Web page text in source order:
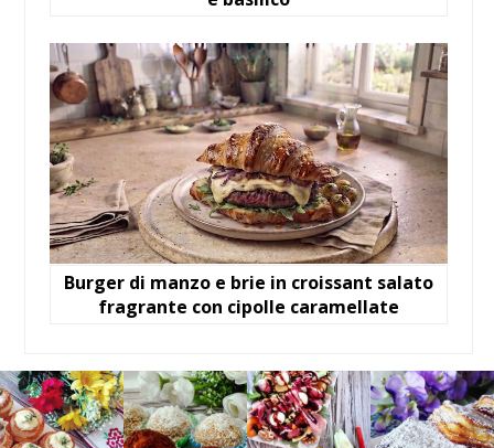
Burger di manzo e brie in croissant salato
fragrante con cipolle caramellate